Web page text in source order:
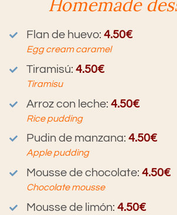
Homemade
Flan de huevo: 4.50€
Egg cream caramel
Tiramisú: 4.50€
Tiramisu
Arroz con leche: 4.50€
Rice pudding
Pudin de manzana: 4.50€
Apple pudding
Mousse de chocolate: 4.50€
Chocolate mousse
Mousse de limón: 4.50€